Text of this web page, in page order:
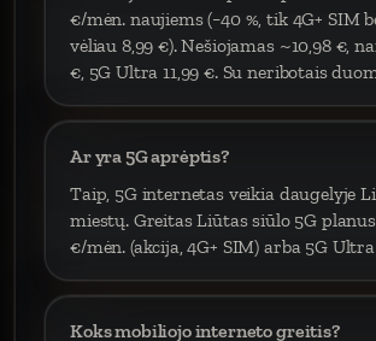
€/mėn. naujiems (−40 %, tik 4G+ SIM
vėliau 8,99 €). Nešiojamas ~10,98 €,
€, 5G Ultra 11,99 €. Su neribotais
Ar yra 5G aprėptis?
Taip, 5G internetas veikia daugelyje
miestų. Greitas Liūtas siūlo 5G
€/mėn. (akcija, 4G+ SIM) arba 5G Ultra
Koks mobiliojo interneto greitis?